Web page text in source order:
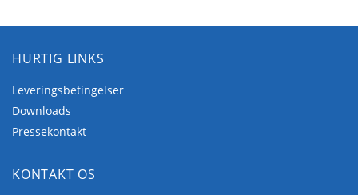
HURTIG LINKS
Leveringsbetingelser
Downloads
Pressekontakt
KONTAKT OS